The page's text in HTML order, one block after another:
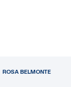
ROSA BELMONTE